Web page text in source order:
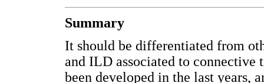
Summary
It should be differentiated from
and ILD associated to connective
been developed in the last years,